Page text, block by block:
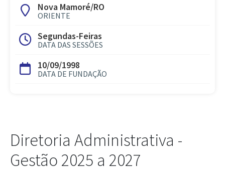
Nova Mamoré/RO
ORIENTE
Segundas-Feiras
DATA DAS SESSÕES
10/09/1998
DATA DE FUNDAÇÃO
Diretoria Administrativa -
Gestão 2025 a 2027